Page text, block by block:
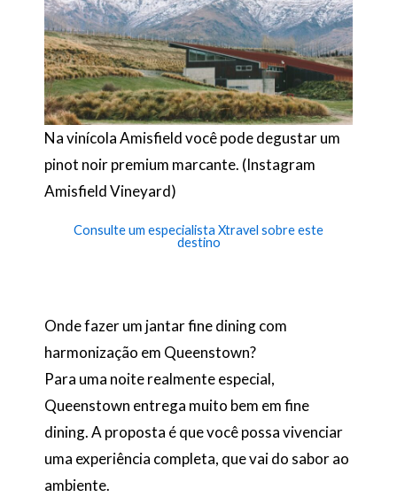
Na vinícola Amisfield você pode degustar um
pinot noir premium marcante. (Instagram
Amisfield Vineyard)
Consulte um especialista Xtravel sobre este
destino
Onde fazer um jantar fine dining com
harmonização em Queenstown?
Para uma noite realmente especial,
Queenstown entrega muito bem em fine
dining. A proposta é que você possa vivenciar
uma experiência completa, que vai do sabor ao
ambiente.